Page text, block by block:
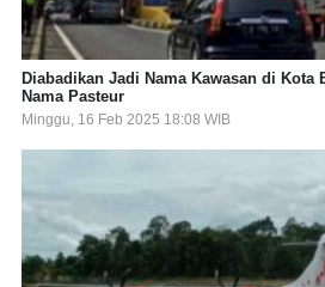
Diabadikan Jadi Nama Kawasan di Kota
Nama Pasteur
Minggu, 16 Feb 2025 18:08 WIB